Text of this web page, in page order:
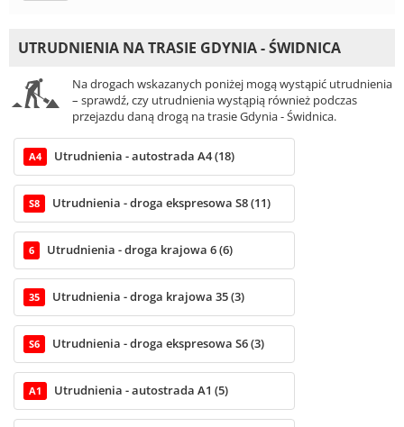
UTRUDNIENIA NA TRASIE GDYNIA - ŚWIDNICA
Na drogach wskazanych poniżej mogą wystąpić utrudnienia
– sprawdź, czy utrudnienia wystąpią również podczas
przejazdu daną drogą na trasie Gdynia - Świdnica.
A4 Utrudnienia - autostrada A4 (18)
S8 Utrudnienia - droga ekspresowa S8 (11)
6 Utrudnienia - droga krajowa 6 (6)
35 Utrudnienia - droga krajowa 35 (3)
S6 Utrudnienia - droga ekspresowa S6 (3)
A1 Utrudnienia - autostrada A1 (5)